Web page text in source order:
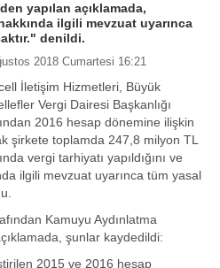
yapılan açıklamada,
ilgili mevzuat uyarınca
denildi.
2018 Cumartesi 16:21
İletişim Hizmetleri, Büyük
Vergi Dairesi Başkanlığı
2016 hesap dönemine ilişkin
şirkete toplamda 247,8 milyon TL
vergi tarhiyatı yapıldığını ve
ilgili mevzuat uyarınca tüm yasal
Kamuyu Aydınlatma
şunlar kaydedildi:
2015 ve 2016 hesap